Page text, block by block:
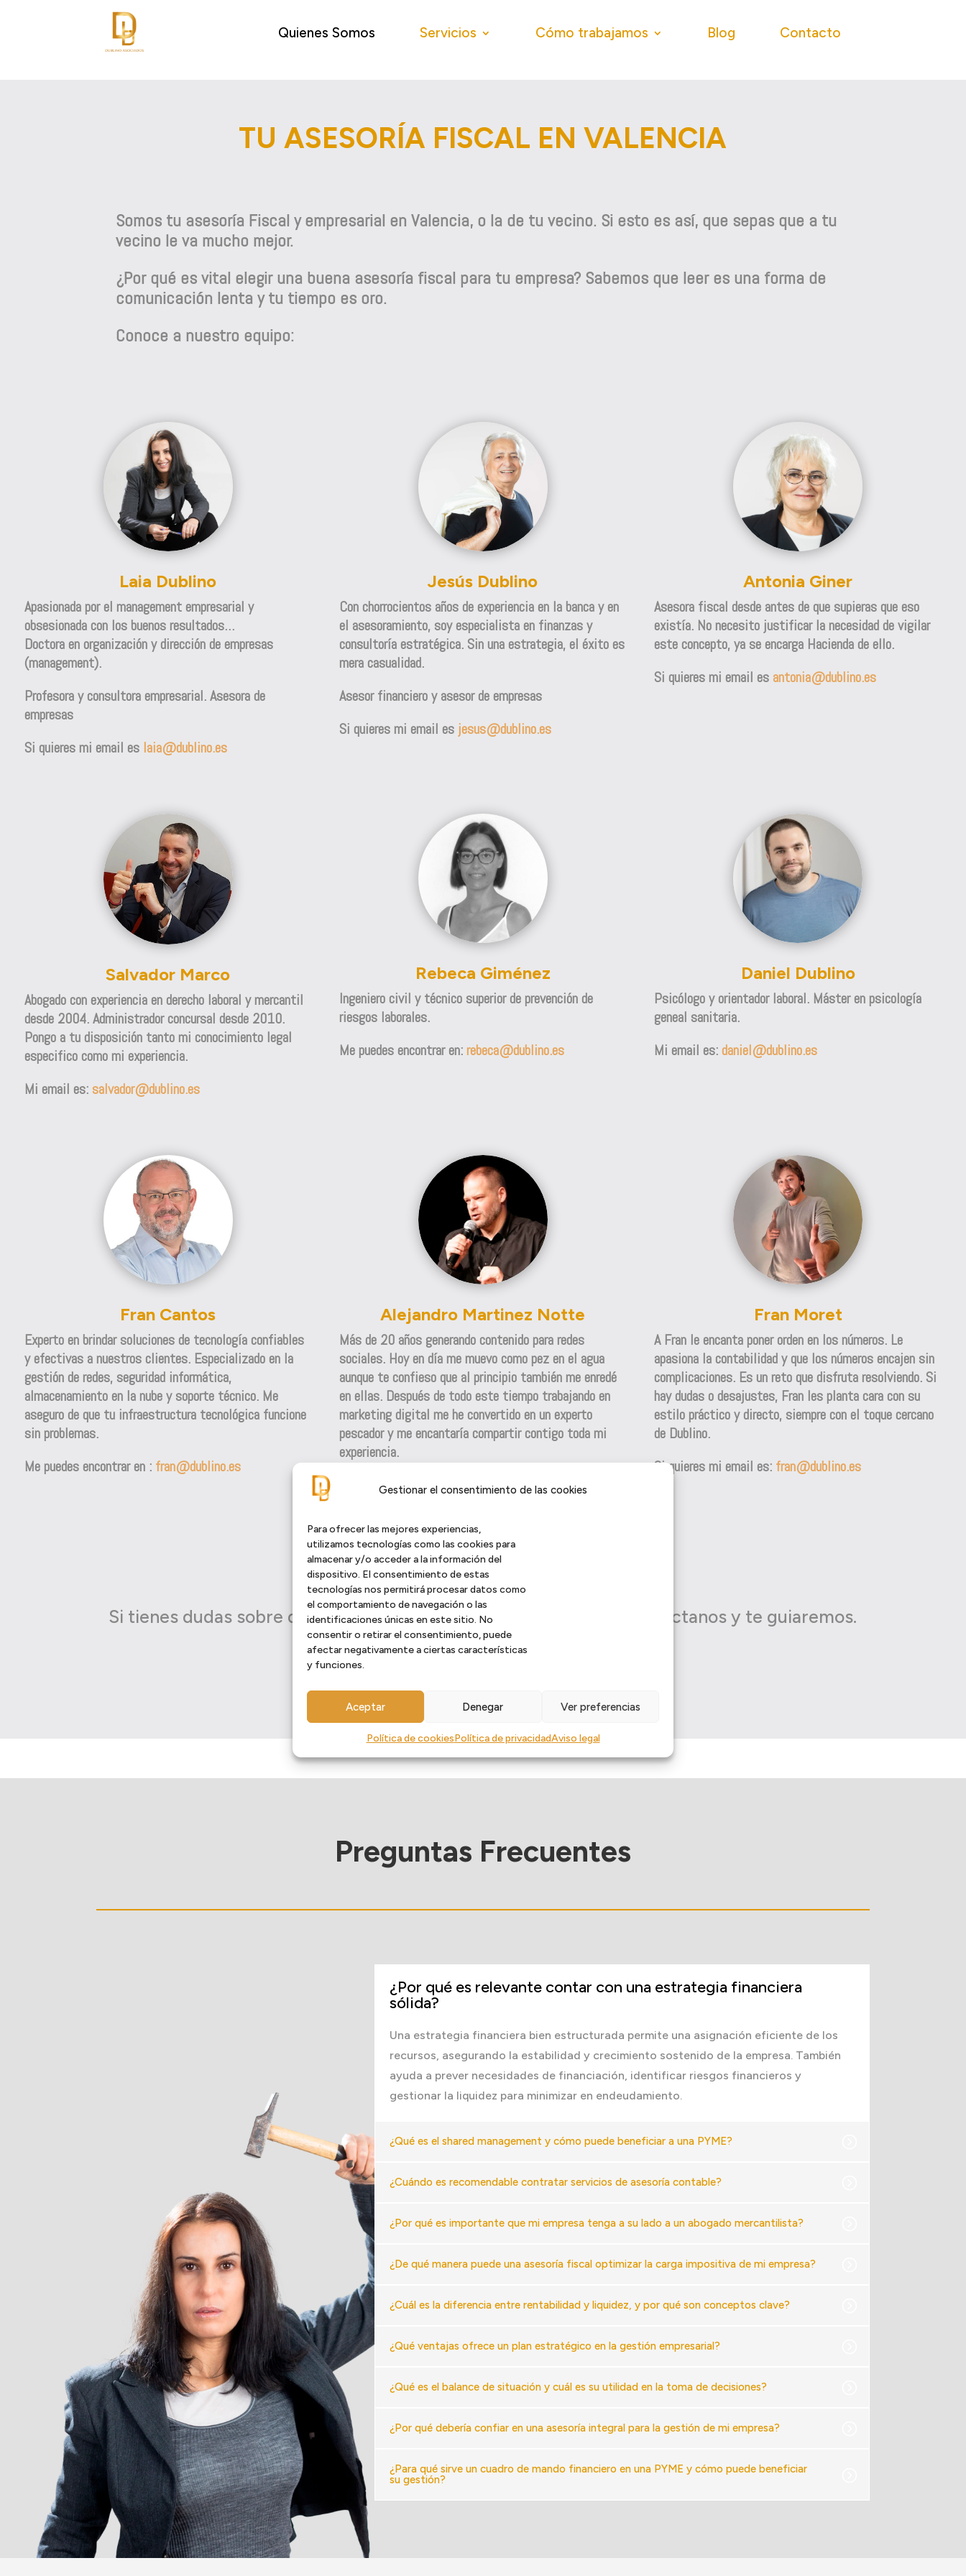
Gestionar el consentimiento de las cookies
Para ofrecer las mejores experiencias,
utilizamos tecnologías como las cookies para
almacenar y/o acceder a la información del
dispositivo. El consentimiento de estas
tecnologías nos permitirá procesar datos como
el comportamiento de navegación o las
identificaciones únicas en este sitio. No
consentir o retirar el consentimiento, puede
afectar negativamente a ciertas características
y funciones.
Aceptar Denegar Ver preferencias
Política de cookiesPolítica de privacidadAviso legal
Quienes Somos Servicios Cómo trabajamos Blog Contacto
TU ASESORÍA FISCAL EN VALENCIA
Somos tu asesoría Fiscal y empresarial en Valencia, o la de tu vecino. Si esto es así, que sepas que a tu
vecino le va mucho mejor.
¿Por qué es vital elegir una buena asesoría fiscal para tu empresa? Sabemos que leer es una forma de
comunicación lenta y tu tiempo es oro.
Conoce a nuestro equipo:
Laia Dublino
Apasionada por el management empresarial y
obsesionada con los buenos resultados…
Doctora en organización y dirección de empresas
(management).
Profesora y consultora empresarial.Asesora de
empresas
Si quieres mi email eslaia@dublino.es
Jesús Dublino
Con chorrocientos años de experiencia en la banca y en
el asesoramiento, soy especialista en finanzas y
consultoría estratégica. Sin una estrategia, el éxito es
mera casualidad.
Asesor financieroyasesor de empresas
Si quieres mi email esjesus@dublino.es
Antonia Giner
Asesora fiscal desde antes de que supieras que eso
existía. No necesito justificar la necesidad de vigilar
este concepto, ya se encarga Hacienda de ello.
Si quieres mi email es antonia@dublino.es
Salvador Marco
Abogado con experiencia en derecho laboral y mercantil
desde 2004. Administrador concursal desde 2010.
Pongo a tu disposición tanto mi conocimiento legal
especifico como mi experiencia.
Mi email es:salvador@dublino.es
Rebeca Giménez
Ingeniero civil y técnico superior de prevención de
riesgos laborales.
Me puedes encontrar en:rebeca@dublino.es
Daniel Dublino
Psicólogo y orientador laboral. Máster en psicología
geneal sanitaria.
Mi email es:daniel@dublino.es
Fran Cantos
Experto en brindar soluciones de tecnología confiables
y efectivas a nuestros clientes. Especializado en la
gestión de redes, seguridad informática,
almacenamiento en la nube y soporte técnico. Me
aseguro de que tu infraestructura tecnológica funcione
sin problemas.
Me puedes encontrar en : fran@dublino.es
Alejandro Martinez Notte
Más de 20 años generando contenido para redes
sociales. Hoy en día me muevo como pez en el agua
aunque te confieso que al principio también me enredé
en ellas. Después de todo este tiempo trabajando en
marketing digital me he convertido en un experto
pescador y me encantaría compartir contigo toda mi
experiencia.
Si quieres mi email es:alejandro@dublino.es
Fran Moret
A Fran le encanta poner orden en los números. Le
apasiona la contabilidad y que los números encajen sin
complicaciones. Es un reto que disfruta resolviendo. Si
hay dudas o desajustes, Fran les planta cara con su
estilo práctico y directo, siempre con el toque cercano
de Dublino.
Si quieres mi email es: fran@dublino.es
Si tienes dudas sobre qué servicio necesitas o a quién dirigirte, contáctanos y te guiaremos.
Preguntas Frecuentes
¿Por qué es relevante contar con una estrategia financiera
sólida?
Una estrategia financiera bien estructurada permite una asignación eficiente de los
recursos, asegurando la estabilidad y crecimiento sostenido de la empresa. También
ayuda a prever necesidades de financiación, identificar riesgos financieros y
gestionar la liquidez para minimizar en endeudamiento.
¿Qué es el shared management y cómo puede beneficiar a una PYME?
¿Cuándo es recomendable contratar servicios de asesoría contable?
¿Por qué es importante que mi empresa tenga a su lado a un abogado mercantilista?
¿De qué manera puede una asesoría fiscal optimizar la carga impositiva de mi empresa?
¿Cuál es la diferencia entre rentabilidad y liquidez, y por qué son conceptos clave?
¿Qué ventajas ofrece un plan estratégico en la gestión empresarial?
¿Qué es el balance de situación y cuál es su utilidad en la toma de decisiones?
¿Por qué debería confiar en una asesoría integral para la gestión de mi empresa?
¿Para qué sirve un cuadro de mando financiero en una PYME y cómo puede beneficiar
su gestión?